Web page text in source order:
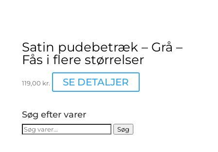
Satin pudebetræk – Grå –
Fås i flere størrelser
119,00 kr. SE DETALJER
vare
Søg efter varer
Søg
Søg